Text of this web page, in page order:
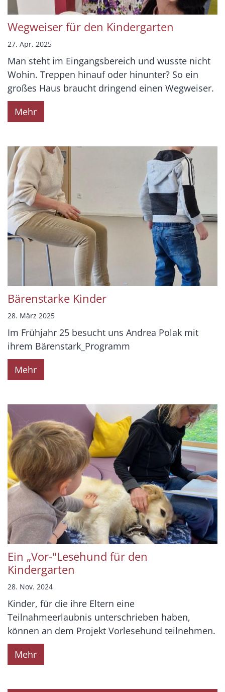
Wegweiser für den Kindergarten
27. Apr. 2025
Man steht im Eingangsbereich und wusste nicht
Wohin. Treppen hinauf oder hinunter? So ein
großes Haus braucht dringend einen Wegweiser.
Mehr
Bärenstarke Kinder
28. März 2025
Im Frühjahr 25 besucht uns Andrea Polak mit
ihrem Bärenstark_Programm
Mehr
Ein „Vor-"Lesehund für den
Kindergarten
28. Nov. 2024
Kinder, für die ihre Eltern eine
Teilnahmeerlaubnis unterschrieben haben,
können an dem Projekt Vorlesehund teilnehmen.
Mehr